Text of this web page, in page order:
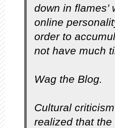
down in
online
order to
not have much
Wag the Blog.
Cultural
realized that